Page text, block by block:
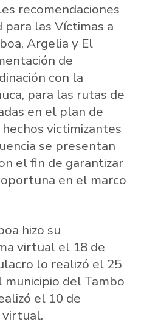
recomendaciones
para las Víctimas a
Argelia y El
de
con la
para las rutas de
en el plan de
victimizantes
se presentan
el fin de garantizar
en el marco
hizo su
virtual el 18 de
lo realizó el 25
municipio del Tambo
el 10 de
virtual.